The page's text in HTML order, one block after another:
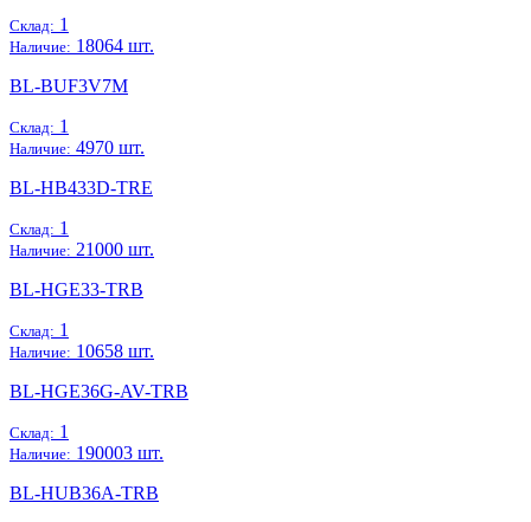
Склад: 1
Наличие: 18064 шт.
BL-BUF3V7M
Склад: 1
Наличие: 4970 шт.
BL-HB433D-TRE
Склад: 1
Наличие: 21000 шт.
BL-HGE33-TRB
Склад: 1
Наличие: 10658 шт.
BL-HGE36G-AV-TRB
Склад: 1
Наличие: 190003 шт.
BL-HUB36A-TRB